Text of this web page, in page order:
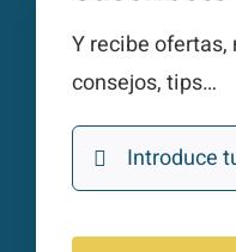
Y recibe ofertas,
consejos, tips…